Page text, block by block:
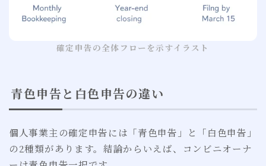
確定申告の全体フローを示すイラスト
青色申告と白色申告の違い
個人事業主の確定申告には「青色申告」と「白色申告」
の2種類があります。結論からいえば、コンビニオーナ